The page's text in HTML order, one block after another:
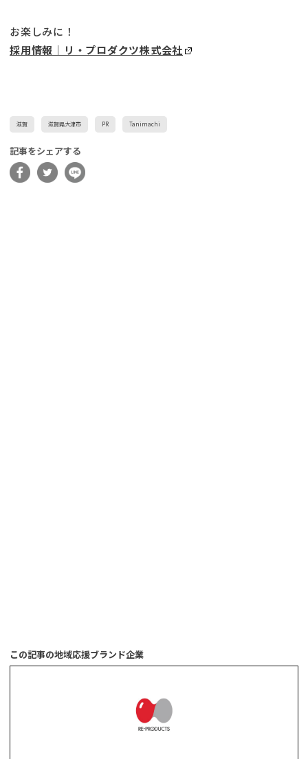
お楽しみに！
採用情報｜リ・プロダクツ株式会社
滋賀 滋賀県大津市 PR Tanimachi
記事をシェアする
この記事の地域応援ブランド企業